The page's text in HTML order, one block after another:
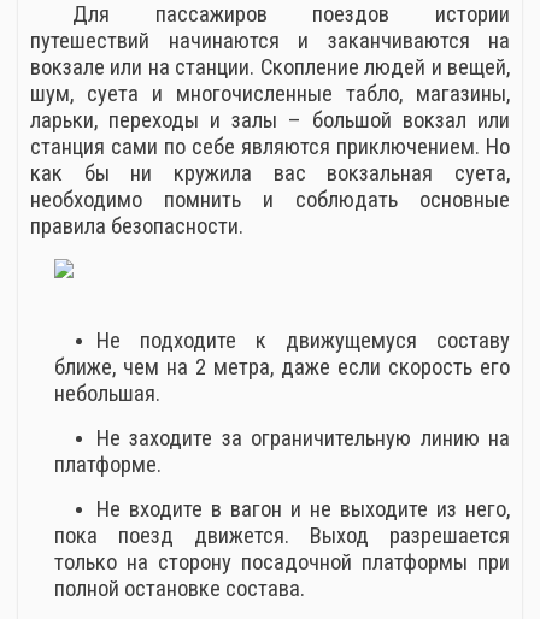
Для пассажиров поездов истории
путешествий начинаются и заканчиваются на
вокзале или на станции. Скопление людей и вещей,
шум, суета и многочисленные табло, магазины,
ларьки, переходы и залы – большой вокзал или
станция сами по себе являются приключением. Но
как бы ни кружила вас вокзальная суета,
необходимо помнить и соблюдать основные
правила безопасности.
Не подходите к движущемуся составу
ближе, чем на 2 метра, даже если скорость его
небольшая.
Не заходите за ограничительную линию на
платформе.
Не входите в вагон и не выходите из него,
пока поезд движется. Выход разрешается
только на сторону посадочной платформы при
полной остановке состава.